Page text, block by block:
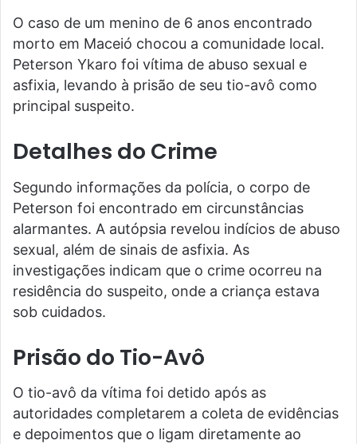
O caso de um menino de 6 anos encontrado
morto em Maceió chocou a comunidade local.
Peterson Ykaro foi vítima de abuso sexual e
asfixia, levando à prisão de seu tio-avô como
principal suspeito.
Detalhes do Crime
Segundo informações da polícia, o corpo de
Peterson foi encontrado em circunstâncias
alarmantes. A autópsia revelou indícios de abuso
sexual, além de sinais de asfixia. As
investigações indicam que o crime ocorreu na
residência do suspeito, onde a criança estava
sob cuidados.
Prisão do Tio-Avô
O tio-avô da vítima foi detido após as
autoridades completarem a coleta de evidências
e depoimentos que o ligam diretamente ao